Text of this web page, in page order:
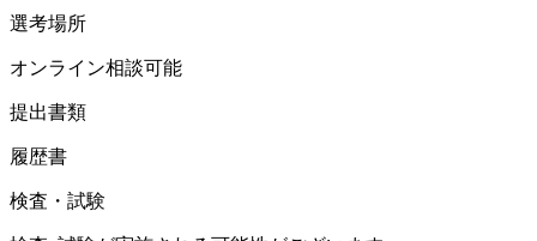
選考場所
オンライン相談可能
提出書類
履歴書
検査・試験